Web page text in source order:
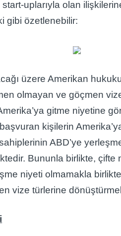
start-uplarıyla olan
gibi özetlenebilir:
üzere Amerikan
olmayan ve göçmen
gitme niyetine
kişilerin
ABD’ye
Bununla birlikte,
niyeti olmamakla
vize türlerine